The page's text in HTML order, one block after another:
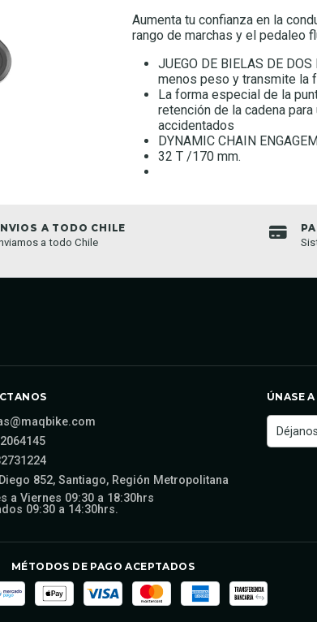
Aumenta tu confianza en la
rango de marchas y el pedaleo
JUEGO DE BIELAS DE
menos peso y transmite la
La forma especial de la
retención de la cadena
accidentados
DYNAMIC CHAIN
32 T /170 mm.
A TODO CHILE
a todo Chile
852, Santiago, Región Metropolitana
a Viernes 09:30 a 18:30hrs
09:30 a 14:30hrs.
ÚNASE
MÉTODOS DE PAGO ACEPTADOS